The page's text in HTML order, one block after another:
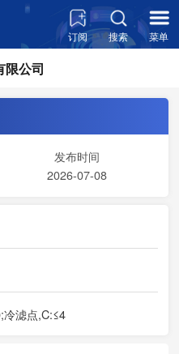
订阅 搜索 菜单
限公司
发布时间
2026-07-08
冷滤点,C:≤4